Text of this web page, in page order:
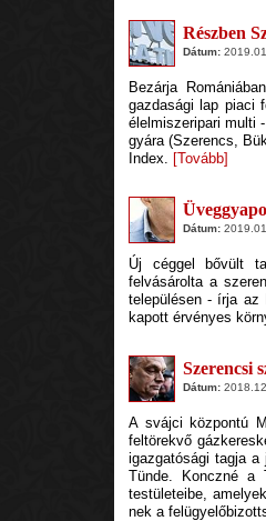
Részben
Dátum:
Bezárja
gazdasági lap piaci
élelmiszeripari multi
gyára (Szerencs,
Index. [Tovább]
Dátum:
Új céggel bővült
felvásárolta a
településen - írja az
kapott érvényes
Szerencsi
Dátum:
A svájci központú
feltörekvő
igazgatósági tagja
Tünde. Konczné a
testületeibe,
nek a